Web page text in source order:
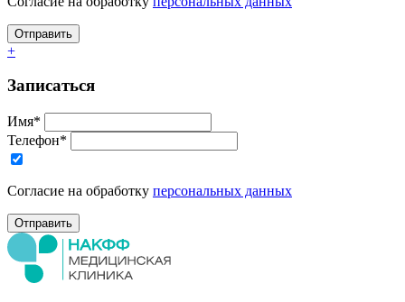
+
Записаться
Имя*
Телефон*
Согласие на обработку персональных данных